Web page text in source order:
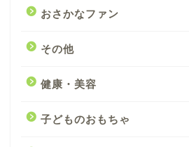
おさかなファン
その他
健康・美容
子どものおもちゃ